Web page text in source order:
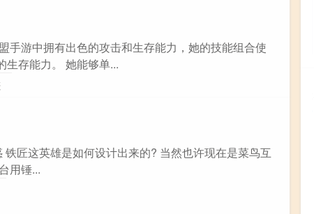
手游中拥有出色的攻击和生存能力，她的技能组合使
生存能力。 她能够单...
铁匠这英雄是如何设计出来的? 当然也许现在是菜鸟互
用锤...